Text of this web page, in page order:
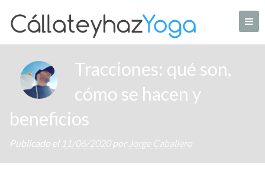
Tracciones: qué son,
cómo se hacen y
beneficios
Publicado el 11/06/2020por Jorge Caballero